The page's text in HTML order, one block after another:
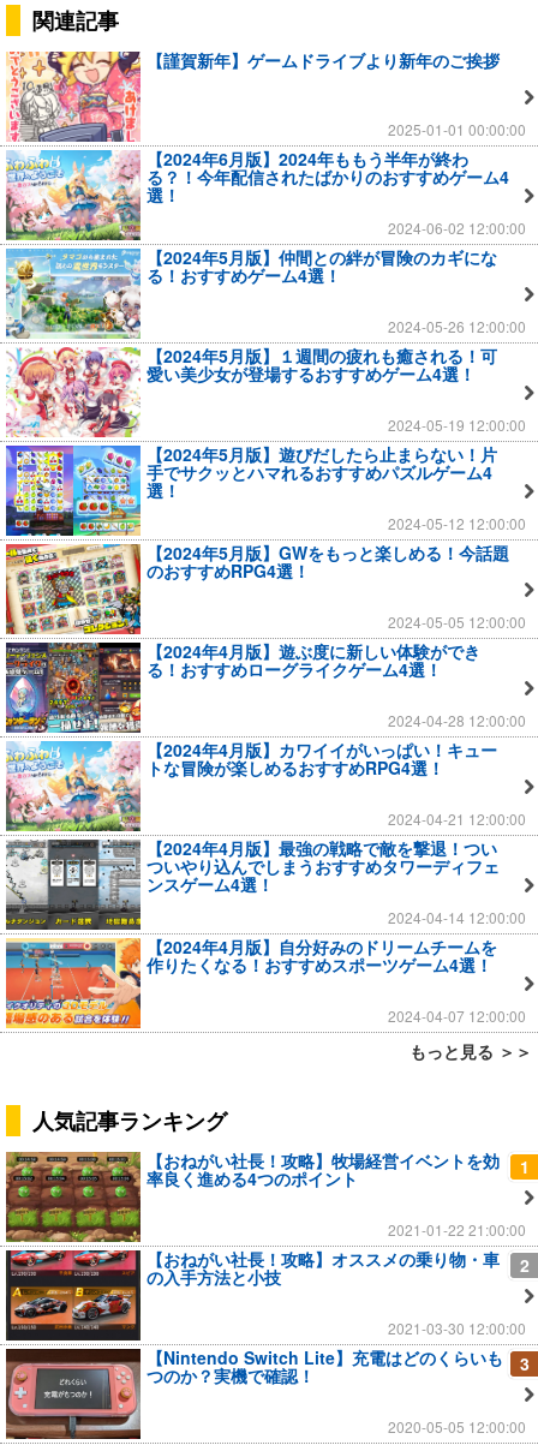
関連記事
【謹賀新年】ゲームドライブより新年のご挨拶
2025-01-01 00:00:00
【2024年6月版】2024年ももう半年が終わ
る？！今年配信されたばかりのおすすめゲーム4
選！
2024-06-02 12:00:00
【2024年5月版】仲間との絆が冒険のカギにな
る！おすすめゲーム4選！
2024-05-26 12:00:00
【2024年5月版】１週間の疲れも癒される！可
愛い美少女が登場するおすすめゲーム4選！
2024-05-19 12:00:00
【2024年5月版】遊びだしたら止まらない！片
手でサクッとハマれるおすすめパズルゲーム4
選！
2024-05-12 12:00:00
【2024年5月版】GWをもっと楽しめる！今話題
のおすすめRPG4選！
2024-05-05 12:00:00
【2024年4月版】遊ぶ度に新しい体験ができ
る！おすすめローグライクゲーム4選！
2024-04-28 12:00:00
【2024年4月版】カワイイがいっぱい！キュー
トな冒険が楽しめるおすすめRPG4選！
2024-04-21 12:00:00
【2024年4月版】最強の戦略で敵を撃退！つい
ついやり込んでしまうおすすめタワーディフェ
ンスゲーム4選！
2024-04-14 12:00:00
【2024年4月版】自分好みのドリームチームを
作りたくなる！おすすめスポーツゲーム4選！
2024-04-07 12:00:00
もっと見る ＞＞
人気記事ランキング
1
【おねがい社長！攻略】牧場経営イベントを効
率良く進める4つのポイント
2021-01-22 21:00:00
2
【おねがい社長！攻略】オススメの乗り物・車
の入手方法と小技
2021-03-30 12:00:00
3
【Nintendo Switch Lite】充電はどのくらいも
つのか？実機で確認！
2020-05-05 12:00:00